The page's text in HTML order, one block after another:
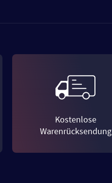
Kostenlose
Warenrücksendung